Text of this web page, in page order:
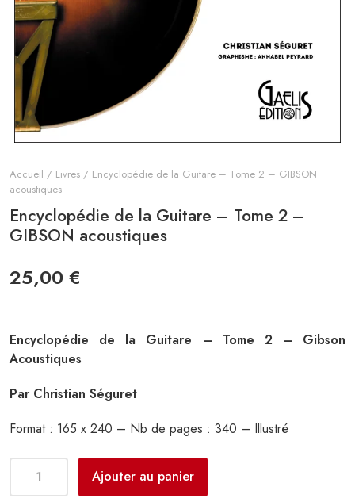
Accueil / Livres / Encyclopédie de la Guitare – Tome 2 – GIBSON
acoustiques
Encyclopédie de la Guitare – Tome 2 –
GIBSON acoustiques
25,00 €
Encyclopédie de la Guitare – Tome 2 – Gibson
Acoustiques
Par Christian Séguret
Format : 165 x 240 – Nb de pages : 340 – Illustré
Ajouter au panier